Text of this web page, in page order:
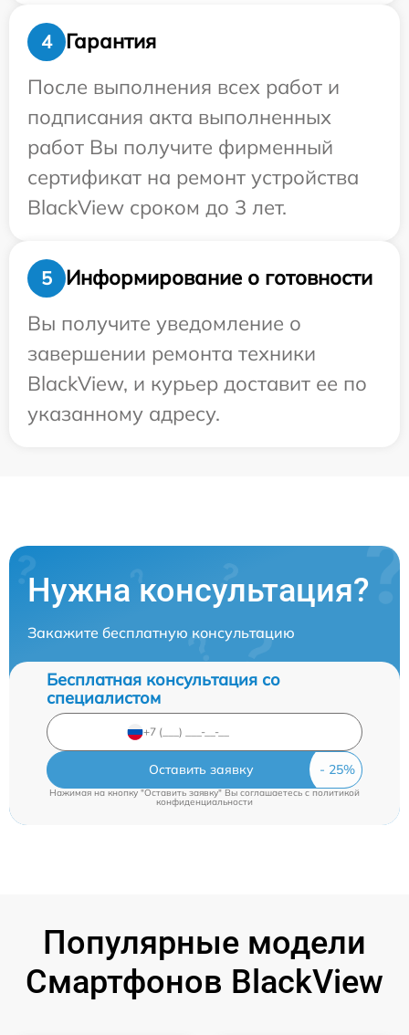
4
Гарантия
После выполнения всех работ и
подписания акта выполненных
работ Вы получите фирменный
сертификат на ремонт устройства
BlackView сроком до 3 лет.
5
Информирование о готовности
Вы получите уведомление о
завершении ремонта техники
BlackView, и курьер доставит ее по
указанному адресу.
Нужна консультация?
Закажите бесплатную консультацию
Бесплатная консультация со
специалистом
Оставить заявку
Нажимая на кнопку "Оставить заявку" Вы соглашаетесь cполитикой
конфиденциальности
Популярные модели
Смартфонов BlackView